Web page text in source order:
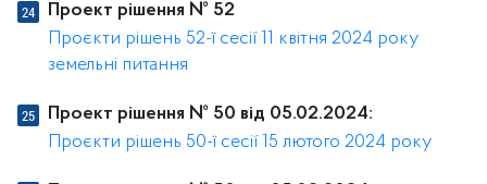
Проект рішення № 52
Проєкти рішень 52-ї сесії 11 квітня 2024 року
земельні питання
Проект рішення № 50 від 05.02.2024:
Проєкти рішень 50-ї сесії 15 лютого 2024 року